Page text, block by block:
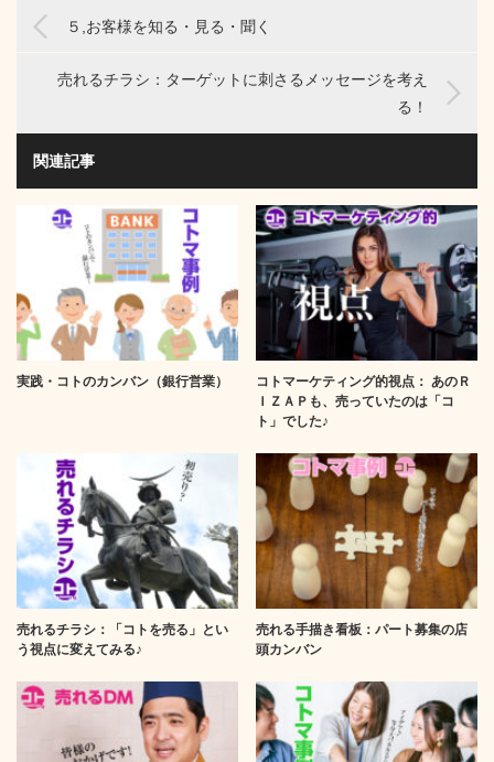
５,お客様を知る・見る・聞く
売れるチラシ：ターゲットに刺さるメッセージを考え
る！
関連記事
実践・コトのカンバン（銀行営業）
コトマーケティング的視点： あのＲ
ＩＺＡＰも、売っていたのは「コ
ト」でした♪
売れるチラシ：「コトを売る」とい
う視点に変えてみる♪
売れる手描き看板：パート募集の店
頭カンバン